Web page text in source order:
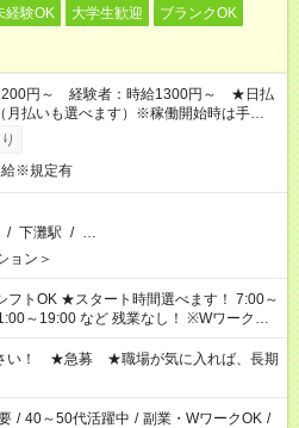
経験OK 大学生歓迎
ブランクOK
円～ 経験者：時給1300円～ ★日払
月払いも選べます）※稼働開始時は手続き
なります。
給※規定有
/ 下灘駅 / …
ョン＞
べます！ 7:00～
など 残業なし！ ※Wワークの
わせ週40時間超の就業はご案内できませ
20時間以上勤務は社会保険への加入対象
法（日雇い派遣の原則禁止）により、
はご案内が難しい場合があります
い！ ★急募 ★職場が気に入れば、長期
/ 40～50代活躍中 / 副業・WワークOK /